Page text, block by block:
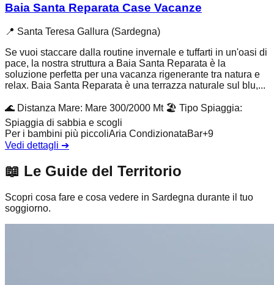
Baia Santa Reparata Case Vacanze
📍 Santa Teresa Gallura (Sardegna)
Se vuoi staccare dalla routine invernale e tuffarti in un'oasi di
pace, la nostra struttura a Baia Santa Reparata è la
soluzione perfetta per una vacanza rigenerante tra natura e
relax. Baia Santa Reparata è una terrazza naturale sul blu,...
🌊 Distanza Mare: Mare 300/2000 Mt 🏖️ Tipo Spiaggia:
Spiaggia di sabbia e scogli
Per i bambini più piccoliAria CondizionataBar+9
Vedi dettagli ➔
📖 Le Guide del Territorio
Scopri cosa fare e cosa vedere in Sardegna durante il tuo
soggiorno.